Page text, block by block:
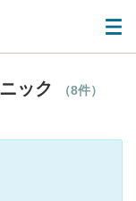
ック （8件）